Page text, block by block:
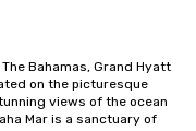
Bahamas, Grand Hyatt
on the picturesque
views of the ocean
Mar is a sanctuary of